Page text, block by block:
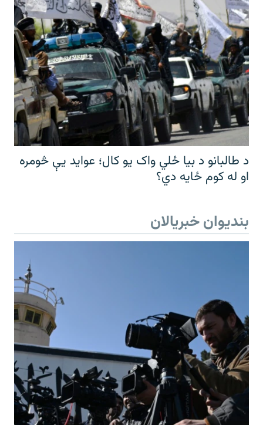
د طالبانو د بیا ځلي واک یو کال؛ عواید یې څومره
او له کوم ځایه دي؟
بندیوان خبریالان